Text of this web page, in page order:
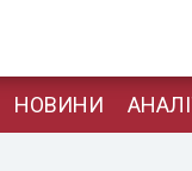
НОВИНИ